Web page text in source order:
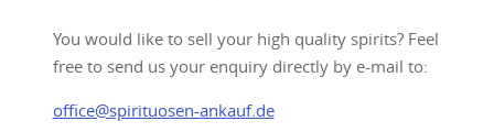
You would like to sell your high quality spirits? Feel
free to send us your enquiry directly by e-mail to:
office@spirituosen-ankauf.de